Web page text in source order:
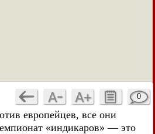
0
европейцев, все они
«индикаров» — это